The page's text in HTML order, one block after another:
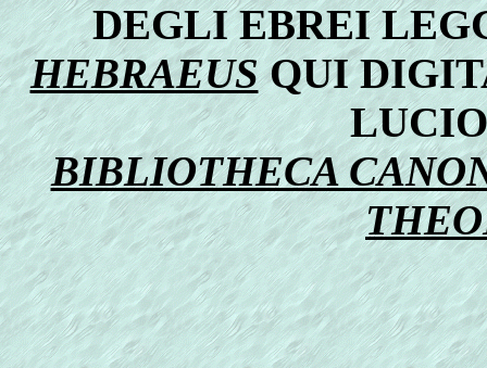
DEGLI EBREI
HEBRAEUSQUI
BIBLIOTHECA